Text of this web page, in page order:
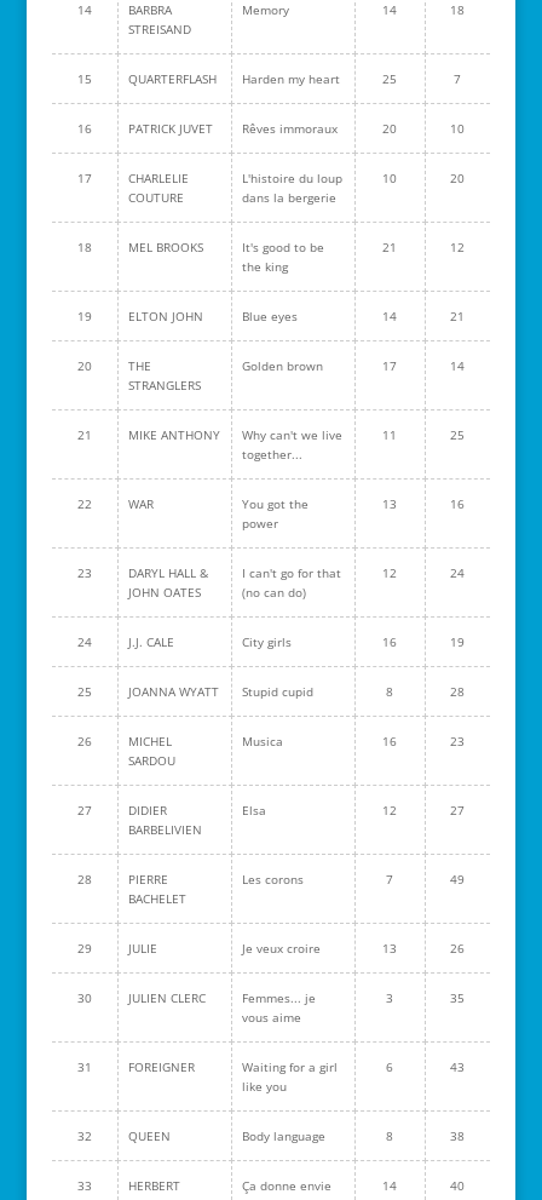
14
BARBRA
STREISAND
Memory 14 18
15 QUARTERFLASH Harden my heart 25 7
16 PATRICK JUVET Rêves immoraux 20 10
17
CHARLELIE
COUTURE
L'histoire du loup
dans la bergerie
10 20
18 MEL BROOKS
It's good to be
the king
21 12
19 ELTON JOHN Blue eyes 14 21
20
THE
STRANGLERS
Golden brown 17 14
21 MIKE ANTHONY
Why can't we live
together...
11 25
22 WAR
You got the
power
13 16
23
DARYL HALL &
JOHN OATES
I can't go for that
(no can do)
12 24
24 J.J. CALE City girls 16 19
25 JOANNA WYATT Stupid cupid 8 28
26
MICHEL
SARDOU
Musica 16 23
27
DIDIER
BARBELIVIEN
Elsa 12 27
28
PIERRE
BACHELET
Les corons 7 49
29 JULIE Je veux croire 13 26
30 JULIEN CLERC
Femmes... je
vous aime
3 35
31 FOREIGNER
Waiting for a girl
like you
6 43
32 QUEEN Body language 8 38
33
HERBERT
Ça donne envie
14 40